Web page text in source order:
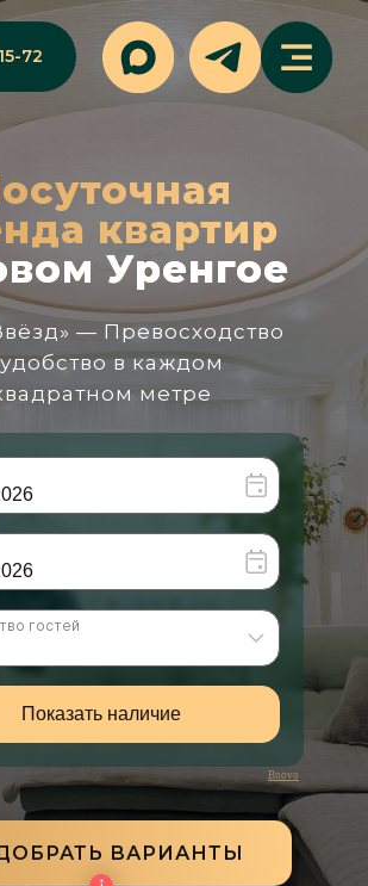
ВАРИАНТЫ
— Превосходство
в каждом
метре
квартир
Уренгое
Bnovo